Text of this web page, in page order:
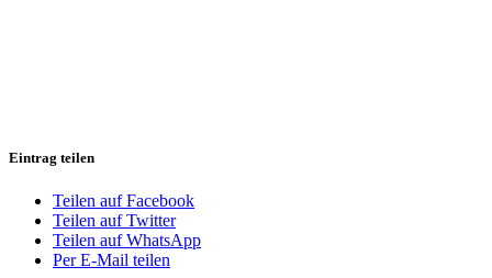
Eintrag teilen
Teilen auf Facebook
Teilen auf Twitter
Teilen auf WhatsApp
Per E-Mail teilen